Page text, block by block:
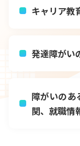
卒業生
キャリア教
卒業・修了
キャリア教
発達障がい
障がいのあ
関、就職情